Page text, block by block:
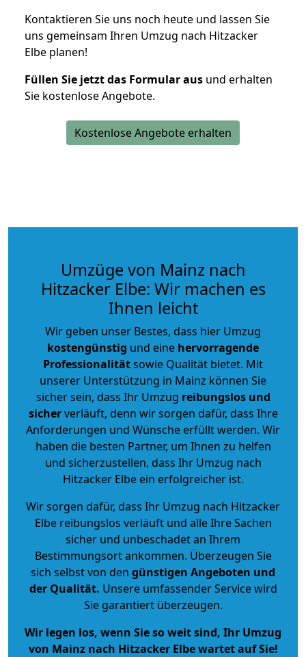
Kontaktieren Sie uns noch heute und lassen Sie
uns gemeinsam Ihren Umzug nach Hitzacker
Elbe planen!
Füllen Sie jetzt das Formular aus und erhalten
Sie kostenlose Angebote.
Kostenlose Angebote erhalten
Umzüge von Mainz nach
Hitzacker Elbe: Wir machen es
Ihnen leicht
Wir geben unser Bestes, dass hier Umzug
kostengünstig und eine hervorragende
Professionalitätsowie Qualität bietet. Mit
unserer Unterstützung in Mainz können Sie
sicher sein, dass Ihr Umzug reibungslos und
sicherverläuft, denn wir sorgen dafür, dass Ihre
Anforderungen und Wünsche erfüllt werden. Wir
haben die besten Partner, um Ihnen zu helfen
und sicherzustellen, dass Ihr Umzug nach
Hitzacker Elbe ein erfolgreicher ist.
Wir sorgen dafür, dass Ihr Umzug nach Hitzacker
Elbe reibungslos verläuft und alle Ihre Sachen
sicher und unbeschadet an Ihrem
Bestimmungsort ankommen. Überzeugen Sie
sich selbst von den günstigen Angeboten und
der Qualität. Unsere umfassender Service wird
Sie garantiert überzeugen.
Wir legen los, wenn Sie so weit sind, Ihr Umzug
von Mainz nach Hitzacker Elbe wartet auf Sie!